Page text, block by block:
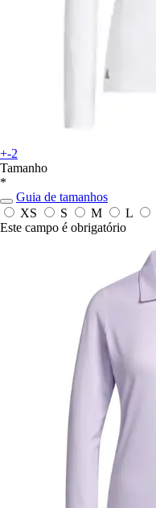
+-2
Tamanho
*
Guia de tamanhos
XS
S M L
Este campo é obrigatório